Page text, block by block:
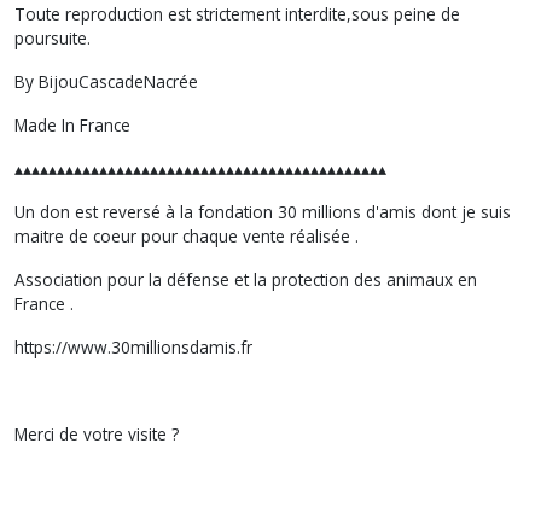
Toute reproduction est strictement interdite,sous peine de
poursuite.
By BijouCascadeNacrée
Made In France
▴▴▴▴▴▴▴▴▴▴▴▴▴▴▴▴▴▴▴▴▴▴▴▴▴▴▴▴▴▴▴▴▴▴▴▴▴▴▴▴▴▴▴▴
Un don est reversé à la fondation 30 millions d'amis dont je suis
maitre de coeur pour chaque vente réalisée .
Association pour la défense et la protection des animaux en
France .
https://www.30millionsdamis.fr
Merci de votre visite ?